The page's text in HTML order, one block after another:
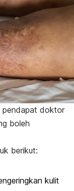
pendapat doktor
boleh
berikut:
kulit